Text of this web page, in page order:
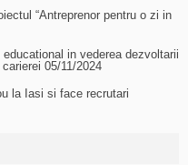
“Antreprenor pentru o zi in
in vederea dezvoltarii
05/11/2024
la Iasi si face recrutari